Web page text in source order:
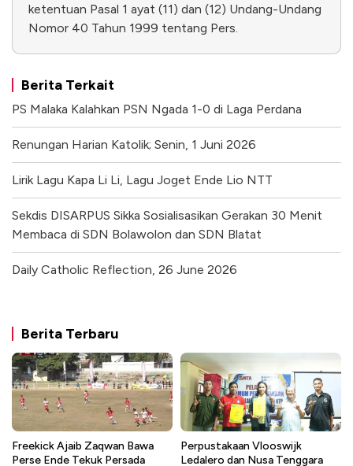
ketentuan Pasal 1 ayat (11) dan (12) Undang-Undang
Nomor 40 Tahun 1999 tentang Pers.
Berita Terkait
PS Malaka Kalahkan PSN Ngada 1-0 di Laga Perdana
Renungan Harian Katolik; Senin, 1 Juni 2026
Lirik Lagu Kapa Li Li, Lagu Joget Ende Lio NTT
Sekdis DISARPUS Sikka Sosialisasikan Gerakan 30 Menit
Membaca di SDN Bolawolon dan SDN Blatat
Daily Catholic Reflection, 26 June 2026
Berita Terbaru
Freekick Ajaib Zaqwan Bawa
Perse Ende Tekuk Persada
Perpustakaan Vlooswijk
Ledalero dan Nusa Tenggara